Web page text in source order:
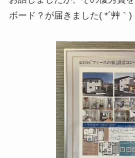
ボード？が届きました( *´艸｀)